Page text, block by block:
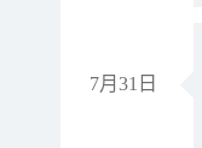
7月31日